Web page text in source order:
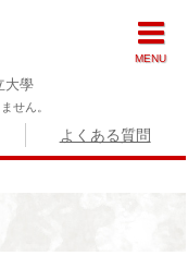
大學
せん。
よくある質問
MENU